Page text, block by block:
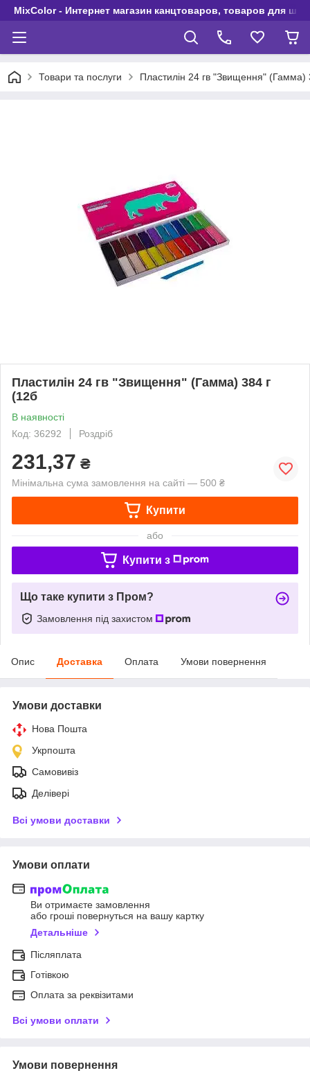
MixColor - Интернет магазин канцтоваров, товаров для
Товари та послуги Пластилін 24 гв "Звищення" (Гамма)
Пластилін 24 гв "Звищення" (Гамма) 384 г
(12б
В наявності
Код: 36292
Роздріб
231,37 ₴
Мінімальна сума замовлення на сайті — 500 ₴
Купити
або
Купити з
Що таке купити з Пром?
Замовлення під захистом
Опис Доставка Оплата Умови повернення
Умови доставки
Нова Пошта
Укрпошта
Самовивіз
Делівері
Всі умови доставки
Умови оплати
Ви отримаєте замовлення
або гроші повернуться на вашу картку
Детальніше
Післяплата
Готівкою
Оплата за реквізитами
Всі умови оплати
Умови повернення